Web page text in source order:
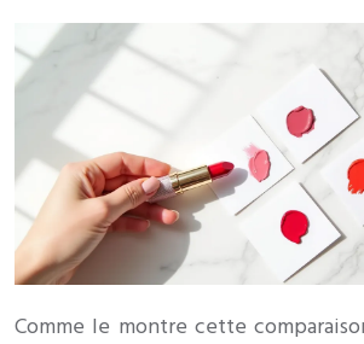
Comme le montre cette